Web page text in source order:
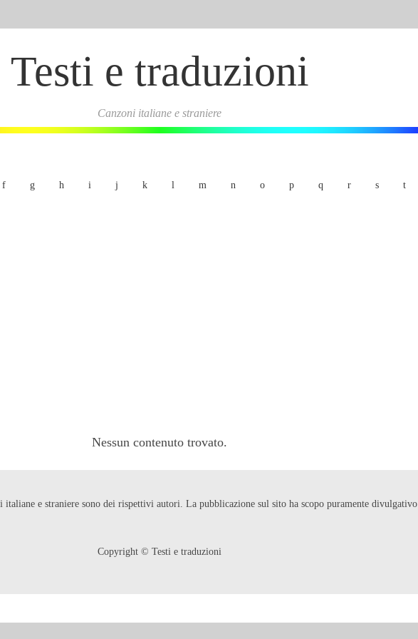
Testi e traduzioni
Canzoni italiane e straniere
f g h i j k l m n o p q r s t
Nessun contenuto trovato.
e straniere sono dei rispettivi autori. La pubblicazione sul sito ha scopo puramente divulgativo
Copyright © Testi e traduzioni